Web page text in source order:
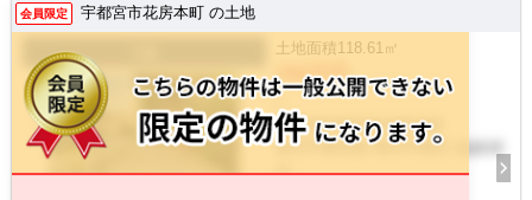
会員限定 宇都宮市花房本町 の土地
土地面積 118.61㎡
700万円
/ -
栃木県宇都宮市花房本町
東武宇都宮線 東武宇都宮 徒歩14
分